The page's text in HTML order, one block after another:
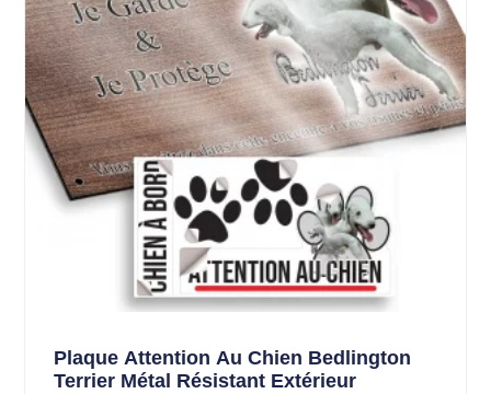
Plaque Attention Au Chien Bedlington
Terrier Métal Résistant Extérieur